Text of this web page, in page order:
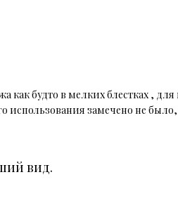
как будто в мелких блестках ,
использования замечено не было,
вид.